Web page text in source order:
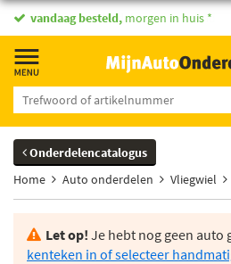
vandaag besteld, morgen in huis *
Onderdelencatalogus
Home
Auto onderdelen Vliegwiel
Let op! Je hebt nog geen auto
kenteken in of selecteer